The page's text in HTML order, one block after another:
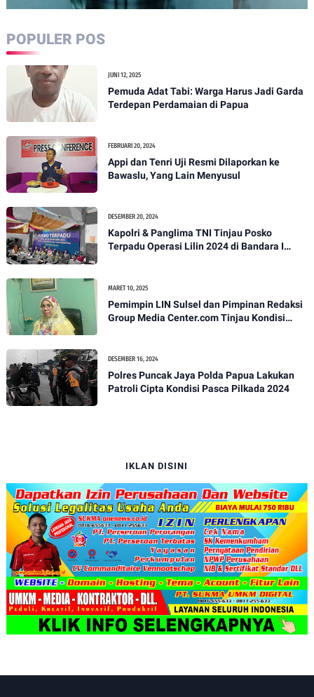
POPULER POS
JUNI 12, 2025
Pemuda Adat Tabi: Warga Harus Jadi Garda
Terdepan Perdamaian di Papua
FEBRUARI 20, 2024
Appi dan Tenri Uji Resmi Dilaporkan ke
Bawaslu, Yang Lain Menyusul
DESEMBER 20, 2024
Kapolri & Panglima TNI Tinjau Posko
Terpadu Operasi Lilin 2024 di Bandara I
MARET 10, 2025
Pemimpin LIN Sulsel dan Pimpinan Redaksi
Group Media Center.com Tinjau Kondisi
DESEMBER 16, 2024
Polres Puncak Jaya Polda Papua Lakukan
Patroli Cipta Kondisi Pasca Pilkada 2024
IKLAN DISINI